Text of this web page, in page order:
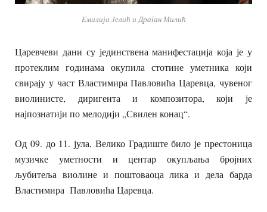
Емилија Јелић и Драган Милић
Царевчеви дани су јединствена манифестација која је у
протеклим годинама окупила стотине уметника који
свирају у част Властимира Павловића Царевца, чувеног
виолинисте, диригента и композитора, који је
најпознатији по мелодији „Свилен конац“.
Од 09. до 11. јула, Велико Градиште било је престоница
музичке уметности и центар окупљања бројних
љубитеља виолине и поштоваоца лика и дела барда
Властимира Павловића Царевца.